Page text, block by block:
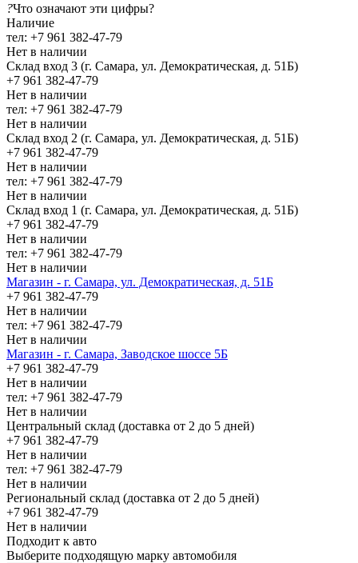
?Что означают эти цифры?
Наличие
тел: +7 961 382-47-79
Нет в наличии
Склад вход 3 (г. Самара, ул. Демократическая, д. 51Б)
+7 961 382-47-79
Нет в наличии
тел: +7 961 382-47-79
Нет в наличии
Склад вход 2 (г. Самара, ул. Демократическая, д. 51Б)
+7 961 382-47-79
Нет в наличии
тел: +7 961 382-47-79
Нет в наличии
Склад вход 1 (г. Самара, ул. Демократическая, д. 51Б)
+7 961 382-47-79
Нет в наличии
тел: +7 961 382-47-79
Нет в наличии
Магазин - г. Самара, ул. Демократическая, д. 51Б
+7 961 382-47-79
Нет в наличии
тел: +7 961 382-47-79
Нет в наличии
Магазин - г. Самара, Заводское шоссе 5Б
+7 961 382-47-79
Нет в наличии
тел: +7 961 382-47-79
Нет в наличии
Центральный склад (доставка от 2 до 5 дней)
+7 961 382-47-79
Нет в наличии
тел: +7 961 382-47-79
Нет в наличии
Региональный склад (доставка от 2 до 5 дней)
+7 961 382-47-79
Нет в наличии
Подходит к авто
Выберите подходящую марку автомобиля